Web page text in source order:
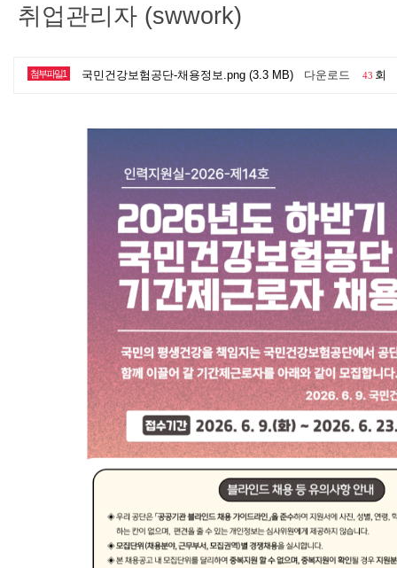
취업관리자 (swwork)
첨부파일1 국민건강보험공단-채용정보.png (3.3 MB) 다운로드 43 회